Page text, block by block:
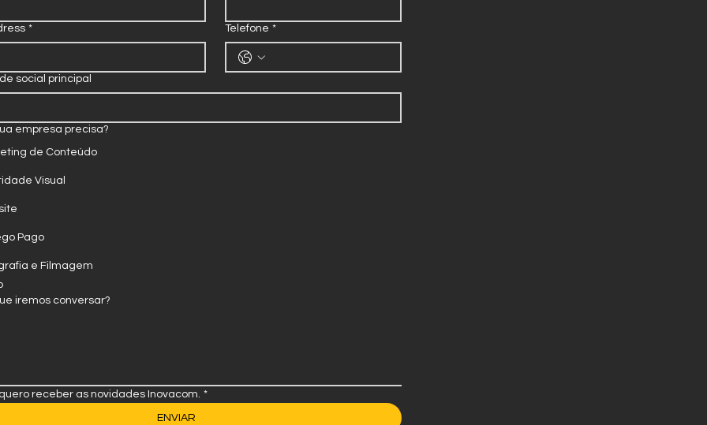
* Telefone *
social principal
empresa precisa?
de Conteúdo
Visual
Pago
e Filmagem
iremos conversar?
receber as novidades Inovacom. *
ENVIAR